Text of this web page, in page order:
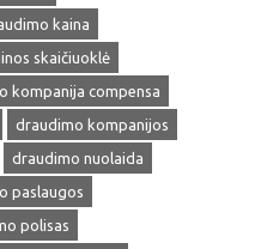
kaina
skaičiuoklė
kompanija compensa
draudimo kompanijos
draudimo nuolaida
paslaugos
polisas